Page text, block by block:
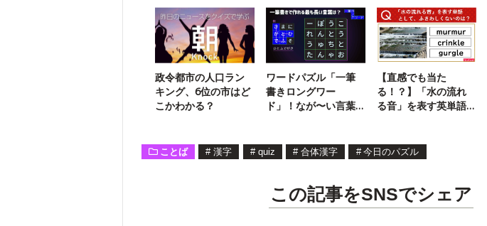
す
政令都市の人口ラン
キング、6位の市はど
こかわかる？
ワードパズル「一筆
書きロングワー
ド」！なが〜い言葉
【直感でも当た
る！？】「水の流れ
る音」を表す英単語
ことば # 漢字 # quiz # 合体漢字 # 今日のパズル
この記事をSNSでシェア